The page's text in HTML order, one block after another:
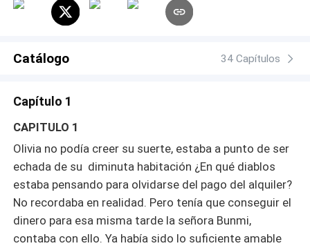
Catálogo 34 Capítulos
Capítulo 1
CAPITULO 1
Olivia no podía creer su suerte, estaba a punto de ser
echada de su diminuta habitación ¿En qué diablos
estaba pensando para olvidarse del pago del alquiler?
No recordaba en realidad. Pero tenía que conseguir el
dinero para esa misma tarde la señora Bunmi,
contaba con ello. Ya había sido lo suficiente amable